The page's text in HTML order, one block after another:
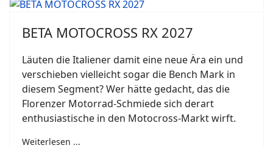
BETA MOTOCROSS RX 2027
Läuten die Italiener damit eine neue Ära ein und
verschieben vielleicht sogar die Bench Mark in
diesem Segment? Wer hätte gedacht, das die
Florenzer Motorrad-Schmiede sich derart
enthusiastische in den Motocross-Markt wirft.
Weiterlesen ...